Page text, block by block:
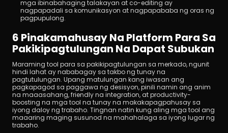
mga ibinabahaging talakayan at co-editing ay
nagpapadali sa komunikasyon at nagpapababa ng oras ng
pagpupulong.
6 Pinakamahusay Na Platform Para Sa
Pakikipagtulungan Na Dapat Subukan
Maraming tool para sa pakikipagtulungan sa merkado, ngunit
hindi lahat ay nababagay sa takbo ng tunay na
pagtutulungan. Upang matulungan kang iwasan ang
pagkapagod sa paggawa ng desisyon, pinili namin ang anim
na maaasahang, friendly na integration, at productivity-
boosting na mga tool na tunay na makakapagpahusay sa
iyong daloy ng trabaho. Tingnan natin kung aling mga tool ang
maaaring maging susunod na mahahalaga sa iyong lugar ng
trabaho.